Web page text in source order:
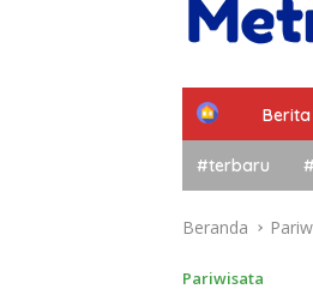
Berita
#terbaru
Beranda
Pariwisata